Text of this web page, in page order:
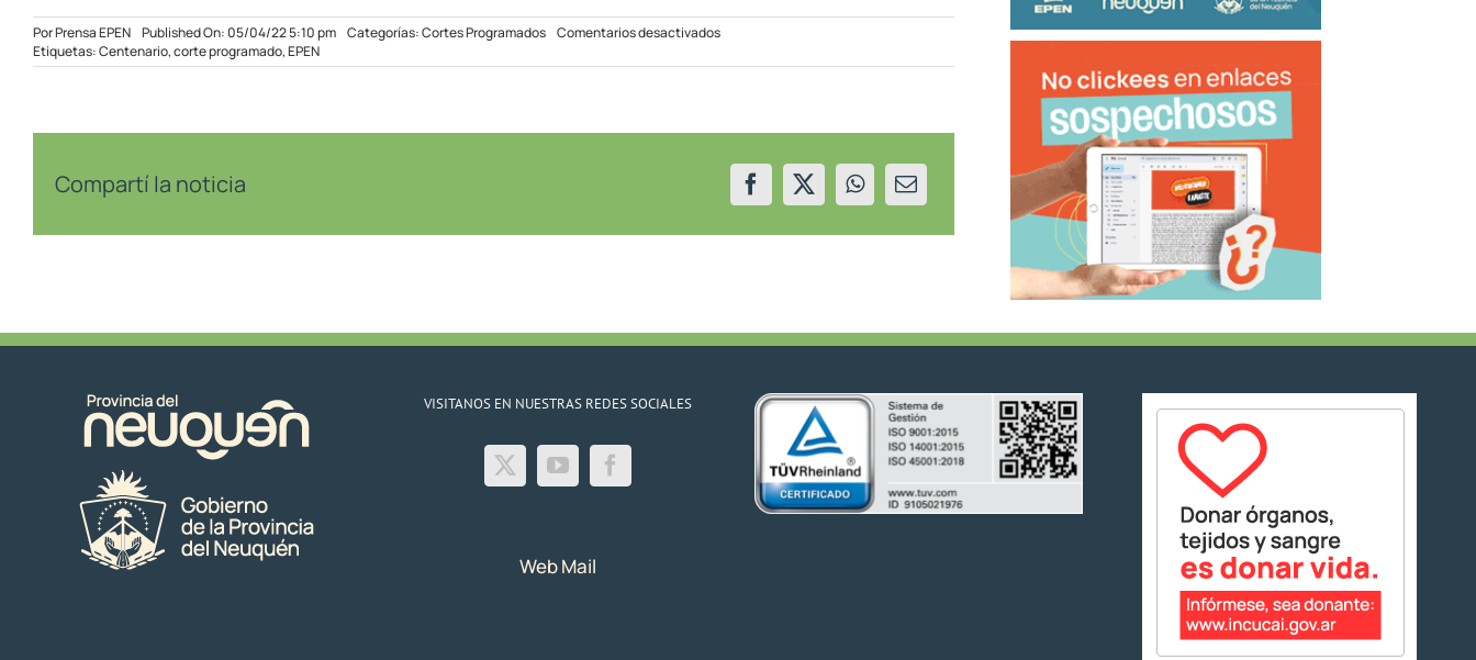
PorPrensa EPEN Published On: 05/04/22 5:10 pm Categorías:Cortes Programados Comentarios desactivadosen
Programado
Etiquetas:Centenario,corte programado,EPEN
Compartí la noticia
VISITANOS EN NUESTRAS REDES SOCIALES
Web Mail